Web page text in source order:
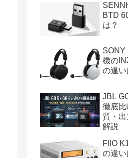
BTD
は？
SONY
機の
の違い
JBL
徹底
質・
解説
FIIO
の違い